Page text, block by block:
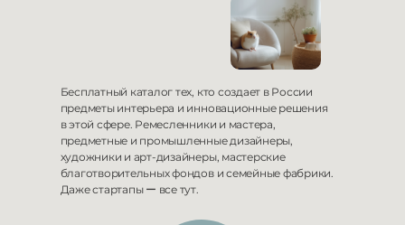
Бесплатный каталог тех, кто создает в России
предметы интерьера и инновационные решения
в этой сфере. Ремесленники и мастера,
предметные и промышленные дизайнеры,
художники и арт-дизайнеры, мастерские
благотворительных фондов и семейные фабрики.
Даже стартапы ー все тут.